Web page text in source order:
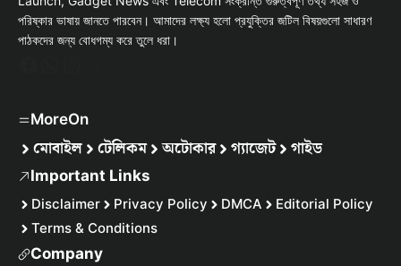
পরিষ্কার ভাষায় জানতে পারবেন। আমাদের লক্ষ্য হলো প্রযুক্তির জটিল বিষয়গুলো সাধারণ
পাঠকদের জন্য বোধগম্য করে তুলে ধরা।
MoreOn
মোবাইল টেলিকম অটোকার গ্যাজেট গাইড
Important Links
Disclaimer Privacy Policy DMCA
Editorial Policy
Terms & Conditions
Company